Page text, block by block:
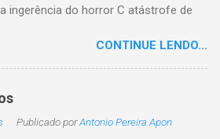
ingerência do horror C atástrofe de
preito N egritude sempre linda C ultura
I rmanados na cidadania A gentes
CONTINUE LENDO...
Publicado porAntonio Pereira Apon